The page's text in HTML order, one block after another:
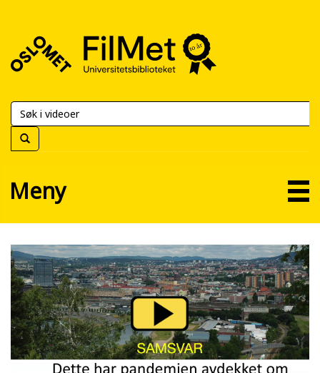
FilMet
Universitetsbiblioteket
Meny